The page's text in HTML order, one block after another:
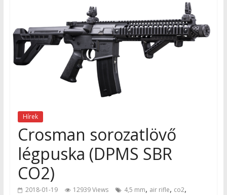
Hírek
Crosman sorozatlövő
légpuska (DPMS SBR
CO2)
2018-01-19 12939 Views 4,5 mm, air rifle, co2,